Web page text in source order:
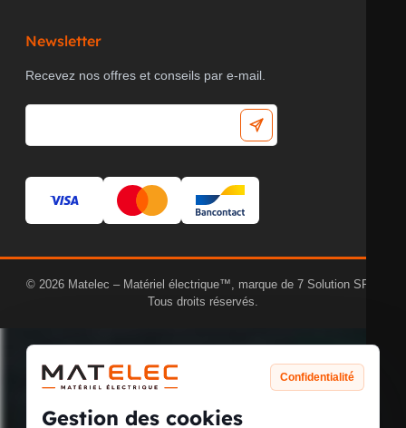
Newsletter
Recevez nos offres et conseils par e-mail.
© 2026 Matelec – Matériel électrique™, marque de 7 Solution SRL.
Tous droits réservés.
Confidentialité
Gestion des cookies